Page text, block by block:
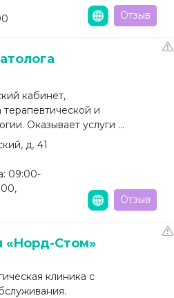
Отзыв
кабинет,
и
Оказывает услуги ...
д. 41
09:00-
Отзыв
«Норд-Стом»
клиника с